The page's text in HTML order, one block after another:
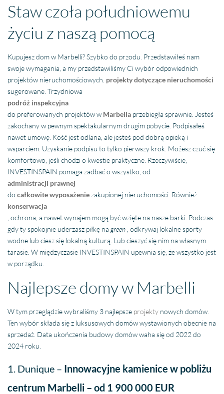
Staw czoła południowemu
życiu z naszą pomocą
Kupujesz dom w Marbelli? Szybko do przodu. Przedstawiłeś nam
swoje wymagania, a my przedstawiliśmy Ci wybór odpowiednich
projektów nieruchomościowych. projekty dotyczące nieruchomości
sugerowane. Trzydniowa
podróż inspekcyjna
do preferowanych projektów w Marbella przebiegła sprawnie. Jesteś
zakochany w pewnym spektakularnym drugim pobycie. Podpisałeś
nawet umowę. Kość jest odlana, ale jesteś pod dobrą opieką i
wsparciem. Uzyskanie podpisu to tylko pierwszy krok. Możesz czuć się
komfortowo, jeśli chodzi o kwestie praktyczne. Rzeczywiście,
INVESTINSPAIN pomaga zadbać o wszystko, od
administracji prawnej
docałkowite wyposażeniezakupionej nieruchomości. Również
konserwacja
, ochrona, a nawet wynajem mogą być wzięte na nasze barki. Podczas
gdy ty spokojnie uderzasz piłkę nagreen , odkrywaj lokalne sporty
wodne lub ciesz się lokalną kulturą. Lub cieszyć się nim na własnym
tarasie. W międzyczasie INVESTINSPAIN upewnia się, że wszystko jest
w porządku.
Najlepsze domy w Marbelli
W tym przeglądzie wybraliśmy 3 najlepsze projekty nowych domów.
Ten wybór składa się z luksusowych domów wystawionych obecnie na
sprzedaż. Data ukończenia budowy domów waha się od 2022 do
2024 roku.
1. Dunique – Innowacyjne kamienice w pobliżu
centrum Marbelli – od 1 900 000 EUR